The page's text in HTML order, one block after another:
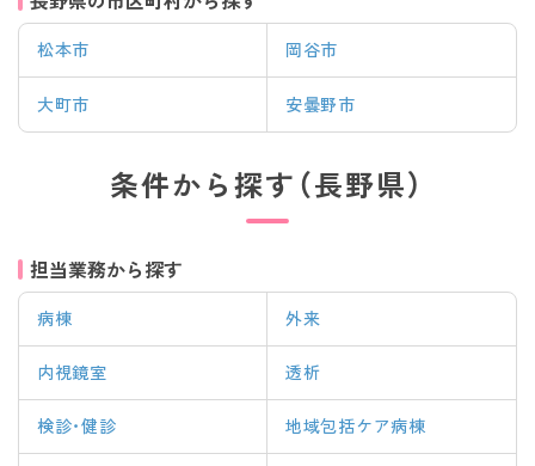
松本市 岡谷市
大町市 安曇野市
条件から探す（長野県）
担当業務から探す
病棟 外来
内視鏡室 透析
検診・健診 地域包括ケア病棟